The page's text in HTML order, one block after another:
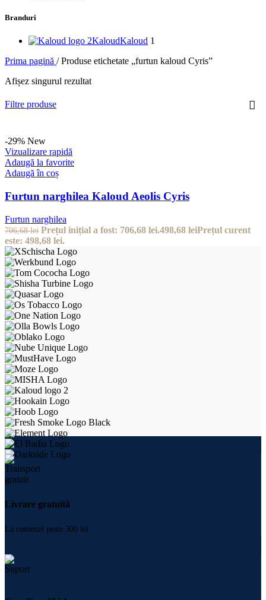
Branduri
KaloudKaloud 1
Prima pagină / Produse etichetate „furtun kaloud Cyris”
Afișez singurul rezultat
Filtre produse
-29% New
Vizualizare rapidă
Adaugă la favorite
Adaugă în coș
Furtun narghilea Kaloud Aeolis Cyris
Furtun narghilea
706,68lei Prețul inițial a fost: 706,68 lei.498,68 leiPrețul curent
este: 498,68 lei.
Livrare gratuită
La comenzi peste 300 lei